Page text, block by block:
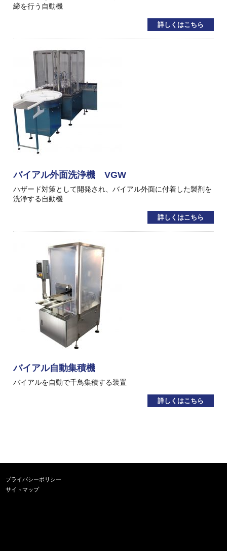
締を行う自動機
詳しくはこちら
バイアル外面洗浄機 VGW
ハザード対策として開発され、バイアル外面に付着した製剤を
洗浄する自動機
詳しくはこちら
バイアル自動集積機
バイアルを自動で千鳥集積する装置
詳しくはこちら
プライバシーポリシー
サイトマップ